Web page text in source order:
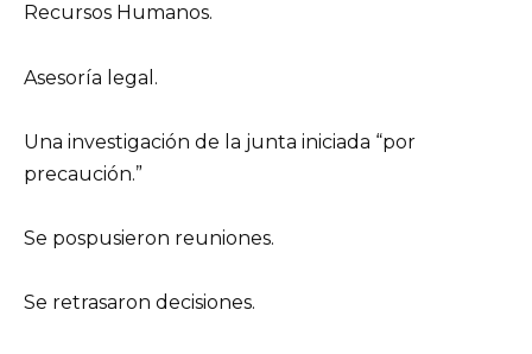
Recursos Humanos.
Asesoría legal.
Una investigación de la junta iniciada “por
precaución.”
Se pospusieron reuniones.
Se retrasaron decisiones.